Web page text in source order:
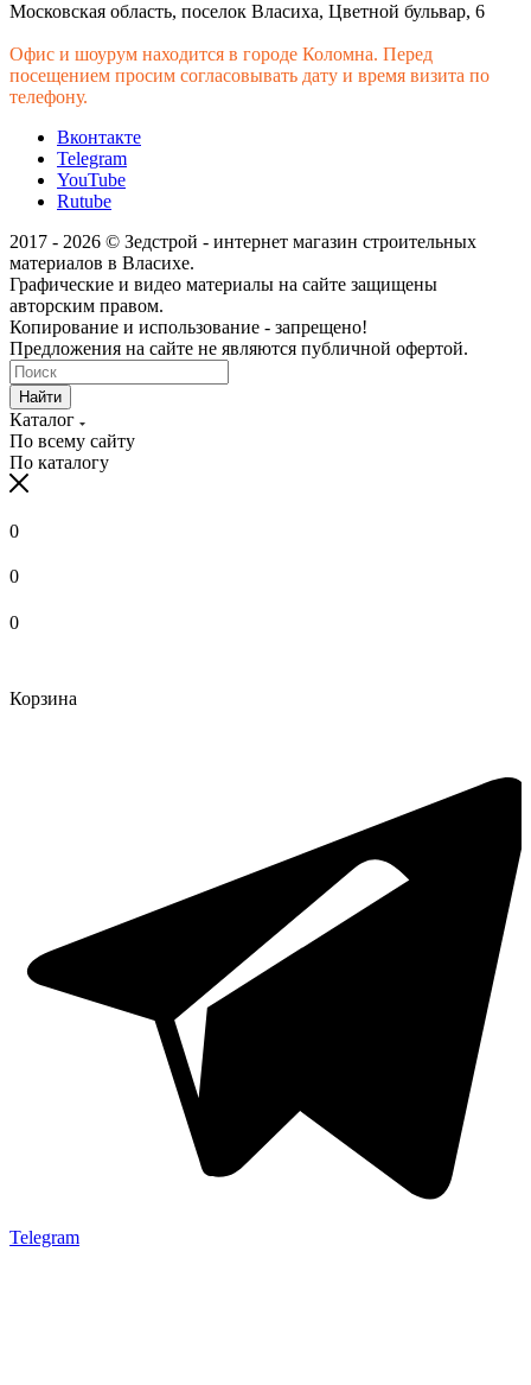
Московская область, поселок Власиха, Цветной бульвар, 6
Офис и шоурум находится в городе Коломна. Перед
посещением просим согласовывать дату и время визита по
телефону.
Вконтакте
Telegram
YouTube
Rutube
2017 - 2026 © Зедстрой - интернет магазин строительных
материалов в Власихе.
Графические и видео материалы на сайте защищены
авторским правом.
Копирование и использование - запрещено!
Предложения на сайте не являются публичной офертой.
Найти
Каталог
По всему сайту
По каталогу
0
0
0
Корзина
Telegram